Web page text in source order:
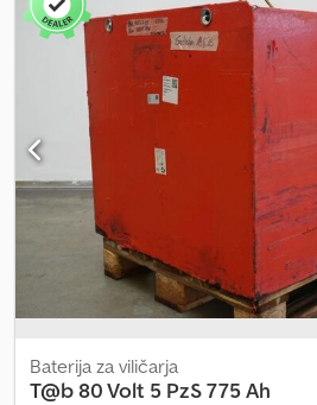
podvozje) * Stabilizatorska varnostna
platišča * Kompresorski hladilnik 60
delom * Zatemnitvena in komarnikov
oknih * Plinska ogrevalna naprava *
- Codpfewpbhuox Aivjrf ++ E G A
voljo ++ // ++ Financiranje / leasing tudi
Enostavna poplačila obstoječega
vozila - možna tudi izplačila v gotovini
mesecev možna ++ // ++ Brez tveganja
++ // ++ Zdaj tu po posebni borzni ceni
Napake in vmesna prodaja pridržani ++
vzorčne slike in lahko prikazujejo
Baterija za viličarja
T@b80 Volt 5 PzS 775 Ah